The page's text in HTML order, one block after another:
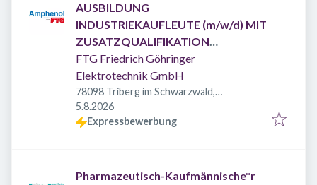
AUSBILDUNG
INDUSTRIEKAUFLEUTE (m/w/d) MIT
ZUSATZQUALIFIKATION
INTERNATIONALES
WIRTSCHAFTSMANAGEMENT
START 2026
FTG Friedrich Göhringer
Elektrotechnik GmbH
78098 Triberg im Schwarzwald,
Deutschland
Veröffentlicht
5.8.2026
Expressbewerbung
Pharmazeutisch-Kaufmännische*r